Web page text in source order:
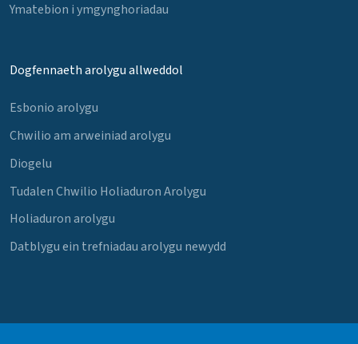
Ymatebion i ymgynghoriadau
Dogfennaeth arolygu allweddol
Esbonio arolygu
Chwilio am arweiniad arolygu
Diogelu
Tudalen Chwilio Holiaduron Arolygu
Holiaduron arolygu
Datblygu ein trefniadau arolygu newydd